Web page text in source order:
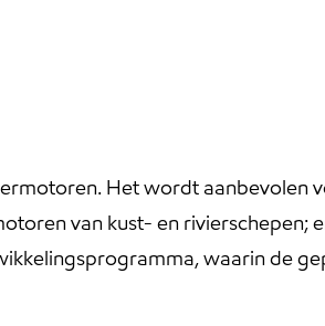
Het wordt aanbevolen
van kust- en rivierschepen;
waarin de